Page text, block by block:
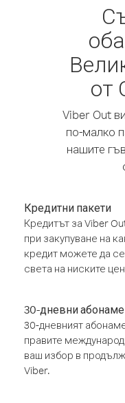
от
Viber Out
по-малко
нашите
Кредитни пакети
Кредитът за Viber
при закупуване на
кредит можете да
света на ниските
30-дневни
30-дневният
правите
ваш избор в
Viber.